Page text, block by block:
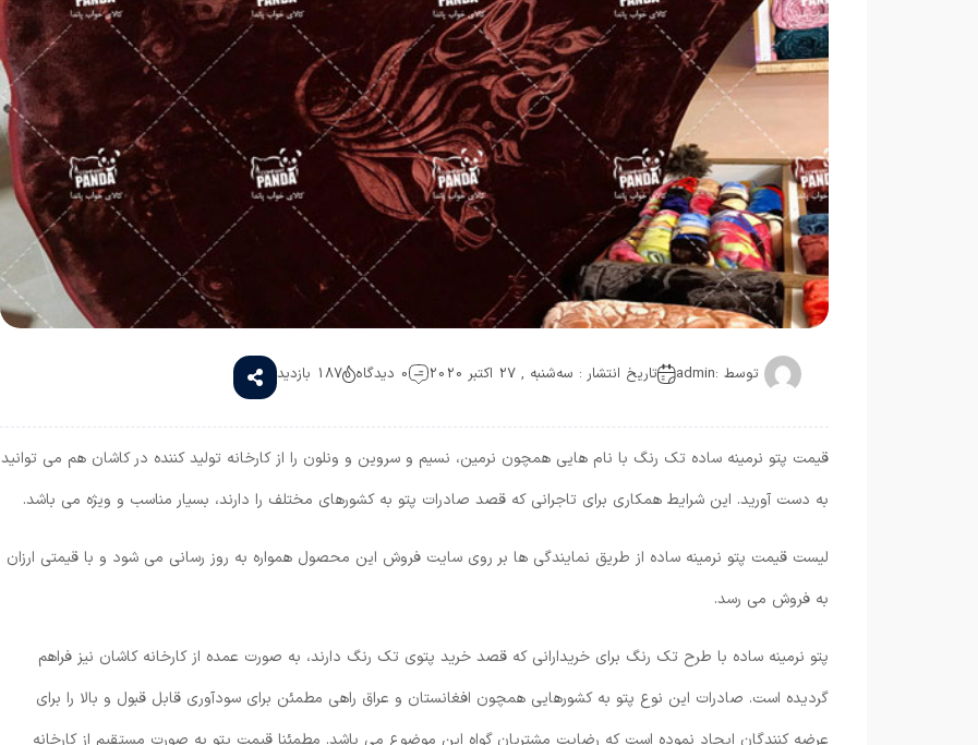
توسط :admin تاریخ انتشار : سه‌شنبه , 27 اکتبر 2020 0 دیدگاه 187 بازدید
قیمت پتو نرمینه ساده تک رنگ با نام هایی همچون نرمین، نسیم و سروین و ونلون را از کارخانه تولید کننده در کاشان هم می توانید
به دست آورید. این شرایط همکاری برای تاجرانی که قصد صادرات پتو به کشورهای مختلف را دارند، بسیار مناسب و ویژه می باشد.
لیست قیمت پتو نرمینه ساده از طریق نمایندگی ها بر روی سایت فروش این محصول همواره به روز رسانی می شود و با قیمتی ارزان
به فروش می رسد.
پتو نرمینه ساده با طرح تک رنگ برای خریدارانی که قصد خرید پتوی تک رنگ دارند، به صورت عمده از کارخانه کاشان نیز فراهم
گردیده است. صادرات این نوع پتو به کشورهایی همچون افغانستان و عراق راهی مطمئن برای سودآوری قابل قبول و بالا را برای
عرضه کنندگان ایجاد نموده است که رضایت مشتریان گواه این موضوع می باشد. مطمئنا قیمت پتو به صورت مستقیم از کارخانه